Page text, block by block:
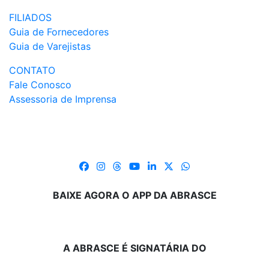
FILIADOS
Guia de Fornecedores
Guia de Varejistas
CONTATO
Fale Conosco
Assessoria de Imprensa
BAIXE AGORA O APP DA ABRASCE
A ABRASCE É SIGNATÁRIA DO